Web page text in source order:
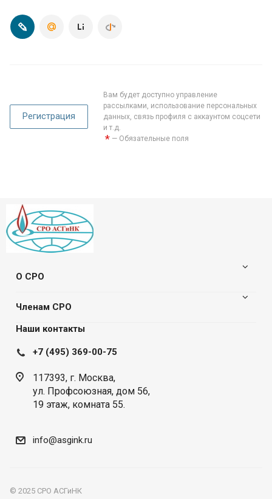
Регистрация
Вам будет доступно управление
рассылками, использование персональных
данных, связь профиля с аккаунтом соцсети
и т.д.
* — Обязательные поля
О СРО
Членам СРО
Наши контакты
+7 (495) 369-00-75
117393, г. Москва,
ул. Профсоюзная, дом 56,
19 этаж, комната 55.
info@asgink.ru
© 2025 СРО АСГиНК